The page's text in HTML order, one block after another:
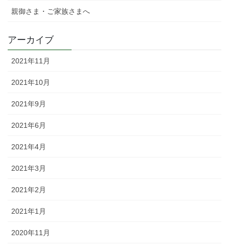
親御さま・ご家族さまへ
アーカイブ
2021年11月
2021年10月
2021年9月
2021年6月
2021年4月
2021年3月
2021年2月
2021年1月
2020年11月